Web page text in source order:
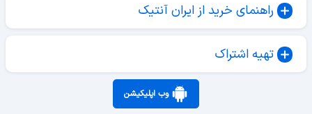
راهنمای خرید از ایران آنتیک
تهیه اشتراک
وب اپلیکیشن